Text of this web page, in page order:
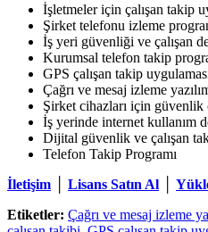
İşletmeler için çalışan takip
Şirket telefonu izleme
İş yeri güvenliği ve çalışan
Kurumsal telefon takip
GPS çalışan takip
Çağrı ve mesaj izleme
Şirket cihazları için güvenlik
İş yerinde internet kullanım
Dijital güvenlik ve çalışan
Telefon Takip Programı
İletişim
Lisans Satın Al
Etiketler: Çağrı ve mesaj izleme